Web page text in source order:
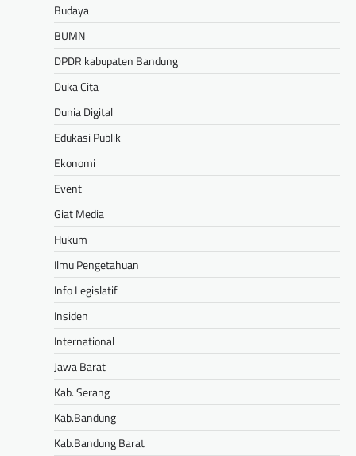
Budaya
BUMN
DPDR kabupaten Bandung
Duka Cita
Dunia Digital
Edukasi Publik
Ekonomi
Event
Giat Media
Hukum
Ilmu Pengetahuan
Info Legislatif
Insiden
International
Jawa Barat
Kab. Serang
Kab.Bandung
Kab.Bandung Barat